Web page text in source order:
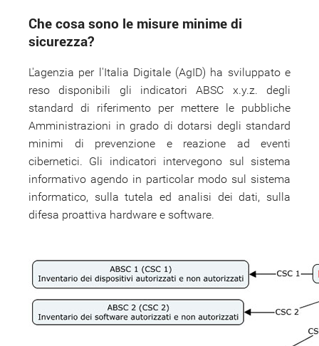
Che cosa sono le misure minime di
sicurezza?
L'agenzia per l'Italia Digitale (AgID) ha sviluppato e
reso disponibili gli indicatori ABSC x.y.z. degli
standard di riferimento per mettere le pubbliche
Amministrazioni in grado di dotarsi degli standard
minimi di prevenzione e reazione ad eventi
cibernetici. Gli indicatori intervegono sul sistema
informativo agendo in particolar modo sul sistema
informatico, sulla tutela ed analisi dei dati, sulla
difesa proattiva hardware e software.